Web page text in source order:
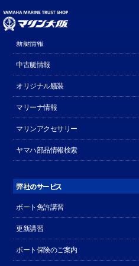
オリジナル艤装
更新講習
ボート販売関連
新艇情報
中古艇情報
オリジナル艤装
マリーナ情報
マリンアクセサリー
ヤマハ部品情報検索
弊社のサービス
ボート免許講習
更新講習
ボート保険のご案内